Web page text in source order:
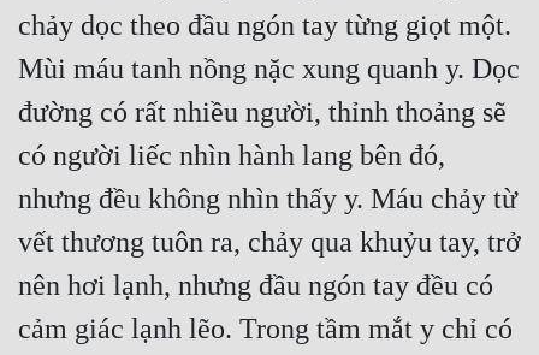
Truyện Nhập Môn
Truyện ngắn
Xa Lộ Dịch
Cung Đấu
Cạnh Kỹ
Cổ Tiên Hiệp
chảy dọc theo đầu ngón tay từng giọt một.
Mùi máu tanh nồng nặc xung quanh y. Dọc
đường có rất nhiều người, thỉnh thoảng sẽ
có người liếc nhìn hành lang bên đó,
nhưng đều không nhìn thấy y. Máu chảy từ
vết thương tuôn ra, chảy qua khuỷu tay, trở
nên hơi lạnh, nhưng đầu ngón tay đều có
cảm giác lạnh lẽo. Trong tầm mắt y chỉ có